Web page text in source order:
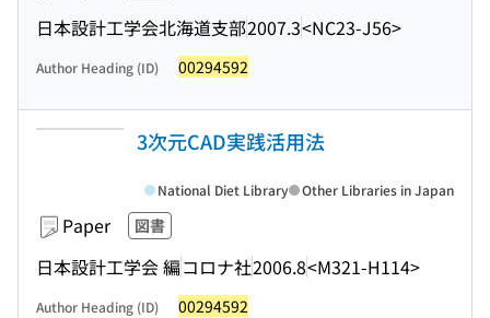
日本設計工学会北海道支部2007.3<NC23-J56>
Author Heading (ID) 00294592
3次元CAD実践活用法
Paper 図書
日本設計工学会 編コロナ社2006.8<M321-H114>
National Diet Library Other Libraries in Japan
Author Heading (ID) 00294592